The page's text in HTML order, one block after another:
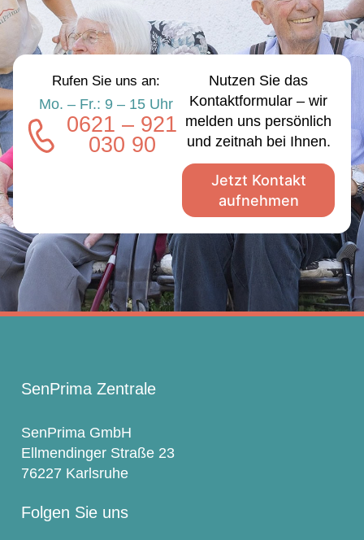
Rufen Sie uns an:
Mo. – Fr.: 9 – 15 Uhr
0621 – 921
030 90
Nutzen Sie das
Kontaktformular – wir
melden uns persönlich
und zeitnah bei Ihnen.
Jetzt Kontakt
aufnehmen
SenPrima Zentrale
SenPrima GmbH
Ellmendinger Straße 23
76227 Karlsruhe
Folgen Sie uns